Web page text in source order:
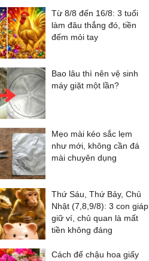
Từ 8/8 đến 16/8: 3 tuổi
làm đâu thắng đó, tiền
đếm mỏi tay
Bao lâu thì nên vệ sinh
máy giặt một lần?
Mẹo mài kéo sắc lẹm
như mới, không cần đá
mài chuyên dụng
Thứ Sáu, Thứ Bảy, Chủ
Nhật (7,8,9/8): 3 con giáp
giữ ví, chủ quan là mất
tiền không đáng
Cách để chậu hoa giấy